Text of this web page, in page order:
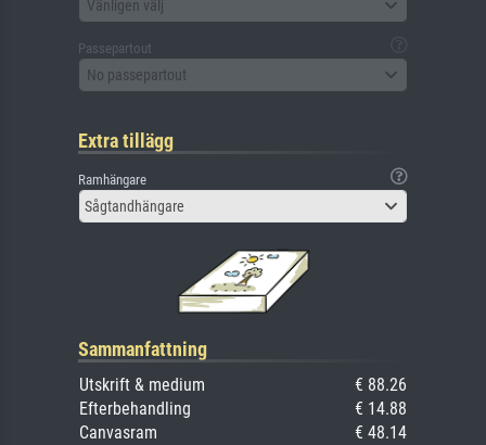
Vänligen välj
Passepartout
No passepartout
Extra tillägg
Ramhängare
Sågtandhängare
Sammanfattning
Utskrift & medium
€ 88.26
Efterbehandling
€ 14.88
Canvasram
€ 48.14